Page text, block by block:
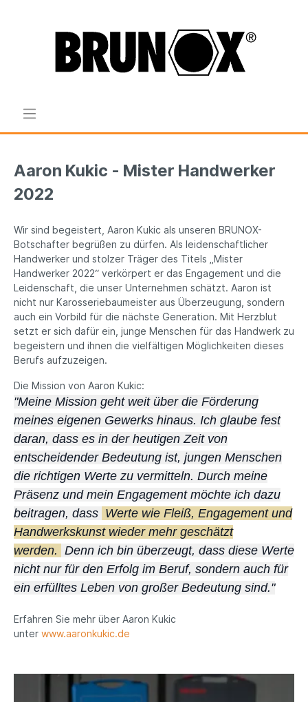
Aaron Kukic - Mister Handwerker
2022
Wir sind begeistert, Aaron Kukic als unseren BRUNOX-
Botschafter begrüßen zu dürfen. Als leidenschaftlicher
Handwerker und stolzer Träger des Titels „Mister
Handwerker 2022“ verkörpert er das Engagement und die
Leidenschaft, die unser Unternehmen schätzt. Aaron ist
nicht nur Karosseriebaumeister aus Überzeugung, sondern
auch ein Vorbild für die nächste Generation. Mit Herzblut
setzt er sich dafür ein, junge Menschen für das Handwerk zu
begeistern und ihnen die vielfältigen Möglichkeiten dieses
Berufs aufzuzeigen.
Die Mission von Aaron Kukic:
"Meine Mission geht weit über die Förderung
meines eigenen Gewerks hinaus. Ich glaube fest
daran, dass es in der heutigen Zeit von
entscheidender Bedeutung ist, jungen Menschen
die richtigen Werte zu vermitteln. Durch meine
Präsenz und mein Engagement möchte ich dazu
beitragen, dass Werte wie Fleiß, Engagement und
Handwerkskunst wieder mehr geschätzt
werden. Denn ich bin überzeugt, dass diese Werte
nicht nur für den Erfolg im Beruf, sondern auch für
ein erfülltes Leben von großer Bedeutung sind."
Erfahren Sie mehr über Aaron Kukic
unter www.aaronkukic.de